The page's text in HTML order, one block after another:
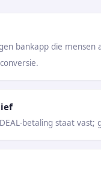
bankapp die mensen
betaling staat vast;